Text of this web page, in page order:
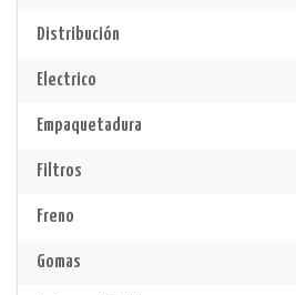
Distribución
Electrico
Empaquetadura
Filtros
Freno
Gomas